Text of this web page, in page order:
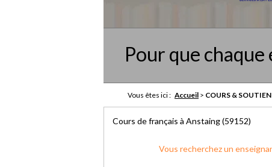
Pour que
Vous êtes ici : Accueil > COURS &
Cours de français à Anstaing (59152)
Vous recherchez un